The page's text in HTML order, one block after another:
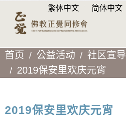
繁体中文 简体中文
首页 公益活动
社区宣导
2019保安里欢庆元宵
2019保安里欢庆元宵